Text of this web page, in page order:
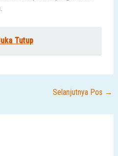
Tutup
Selanjutnya Pos →